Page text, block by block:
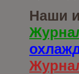
Наши